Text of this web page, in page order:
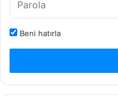
Beni hatırla